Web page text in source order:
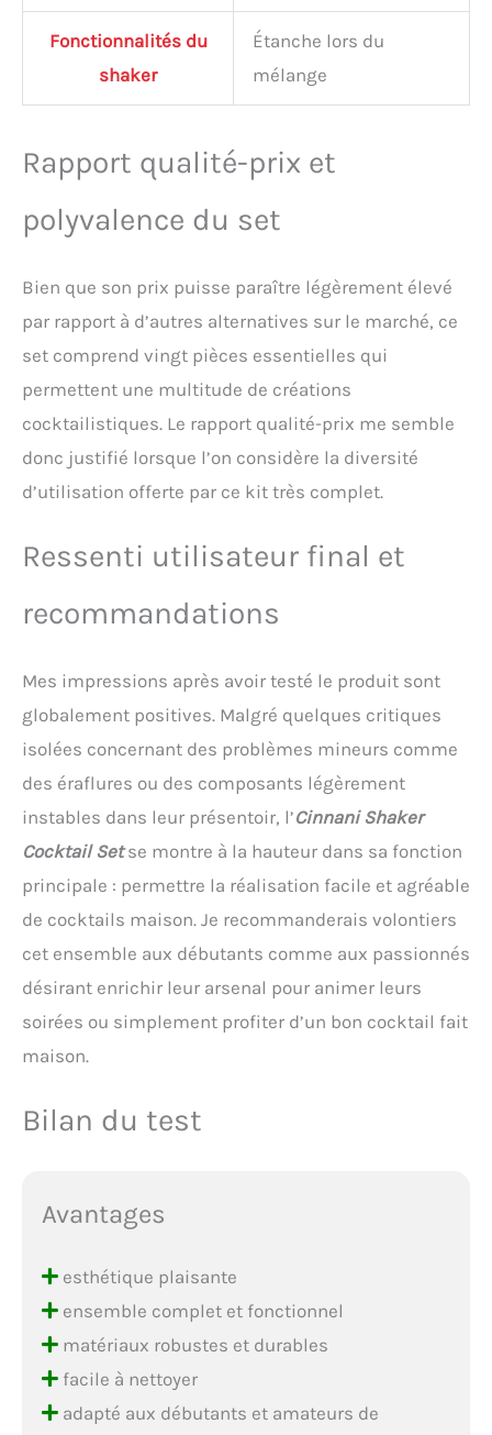
Fonctionnalités du
shaker
Étanche lors du
mélange
Rapport qualité-prix et
polyvalence du set
Bien que son prix puisse paraître légèrement élevé
par rapport à d’autres alternatives sur le marché, ce
set comprend vingt pièces essentielles qui
permettent une multitude de créations
cocktailistiques. Le rapport qualité-prix me semble
donc justifié lorsque l’on considère la diversité
d’utilisation offerte par ce kit très complet.
Ressenti utilisateur final et
recommandations
Mes impressions après avoir testé le produit sont
globalement positives. Malgré quelques critiques
isolées concernant des problèmes mineurs comme
des éraflures ou des composants légèrement
instables dans leur présentoir, l’Cinnani Shaker
Cocktail Setse montre à la hauteur dans sa fonction
principale : permettre la réalisation facile et agréable
de cocktails maison. Je recommanderais volontiers
cet ensemble aux débutants comme aux passionnés
désirant enrichir leur arsenal pour animer leurs
soirées ou simplement profiter d’un bon cocktail fait
maison.
Bilan du test
Avantages
esthétique plaisante
ensemble complet et fonctionnel
matériaux robustes et durables
facile à nettoyer
adapté aux débutants et amateurs de